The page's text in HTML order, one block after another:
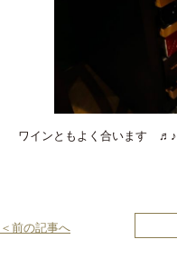
ワインともよく合います ♬♪
投
＜前の記事へ